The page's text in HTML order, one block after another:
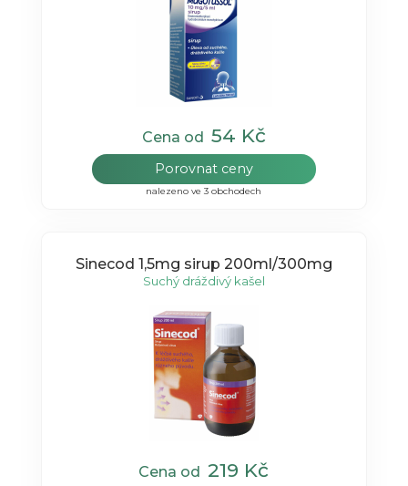
Cena od 54 Kč
Porovnat ceny
nalezeno ve 3 obchodech
Sinecod 1,5mg sirup 200ml/300mg
Suchý dráždivý kašel
Cena od219 Kč